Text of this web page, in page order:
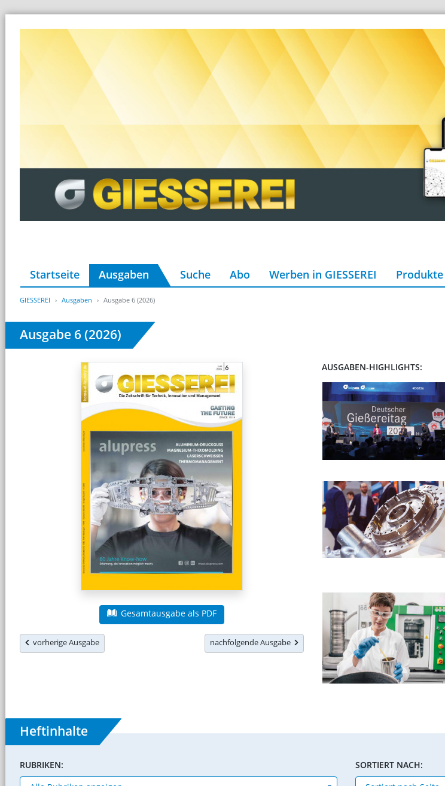
Startseite Ausgaben Suche Abo Werben in GIESSEREI
GIESSEREI Ausgaben Ausgabe 6 (2026)
Ausgabe 6 (2026)
Gesamtausgabe als PDF
vorherige Ausgabe nachfolgende Ausgabe
AUSGABEN-HIGHLIGHTS:
Heftinhalte
RUBRIKEN: SORTIERT NACH: